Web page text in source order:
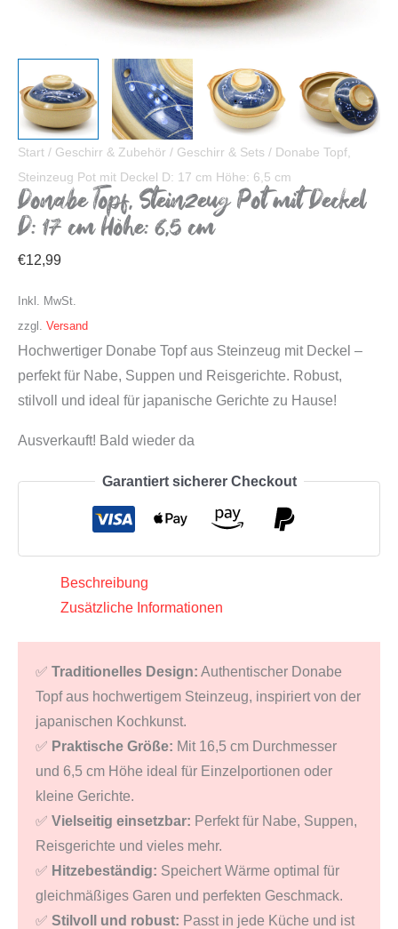
Start / Geschirr & Zubehör / Geschirr & Sets / Donabe Topf,
Steinzeug Pot mit Deckel D: 17 cm Höhe: 6,5 cm
Donabe Topf, Steinzeug Pot mit Deckel
D: 17 cm Höhe: 6,5 cm
€12,99
Inkl. MwSt.
zzgl. Versand
Hochwertiger Donabe Topf aus Steinzeug mit Deckel –
perfekt für Nabe, Suppen und Reisgerichte. Robust,
stilvoll und ideal für japanische Gerichte zu Hause!
Ausverkauft! Bald wieder da
Garantiert sicherer Checkout
Beschreibung
Zusätzliche Informationen
✅ Traditionelles Design: Authentischer Donabe
Topf aus hochwertigem Steinzeug, inspiriert von der
japanischen Kochkunst.
✅ Praktische Größe: Mit 16,5 cm Durchmesser
und 6,5 cm Höhe ideal für Einzelportionen oder
kleine Gerichte.
✅ Vielseitig einsetzbar: Perfekt für Nabe, Suppen,
Reisgerichte und vieles mehr.
✅ Hitzebeständig: Speichert Wärme optimal für
gleichmäßiges Garen und perfekten Geschmack.
✅ Stilvoll und robust: Passt in jede Küche und ist